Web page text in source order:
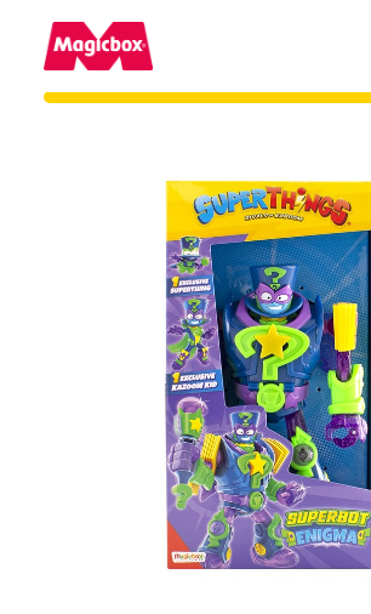
Kącik Kolekcjonera
Kontakt